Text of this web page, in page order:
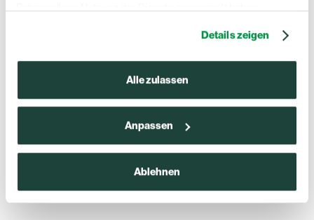
Rahmen Ihrer Nutzung der Dienste gesammelt haben.
Details zeigen
Alle zulassen
Anpassen
Ablehnen